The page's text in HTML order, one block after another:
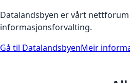
Datalandsbyen er vårt
informasjonsforvalting.
Gå til DatalandsbyenMeir